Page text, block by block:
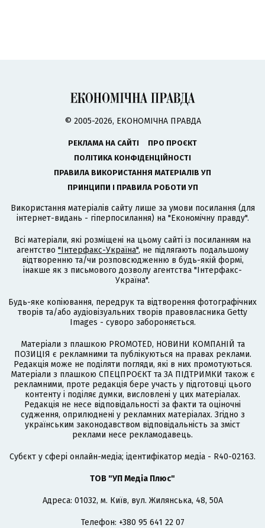
© 2005-2026, ЕКОНОМІЧНА ПРАВДА
РЕКЛАМА НА САЙТІ
ПРО ПРОЄКТ
ПОЛІТИКА КОНФІДЕНЦІЙНОСТІ
ПРАВИЛА ВИКОРИСТАННЯ МАТЕРІАЛІВ УП
ПРИНЦИПИ І ПРАВИЛА РОБОТИ УП
Використання матеріалів сайту лише за умови посилання (для
інтернет-видань - гіперпосилання) на "Економічну правду".
Всі матеріали, які розміщені на цьому сайті із посиланням на
агентство "Інтерфакс-Україна", не підлягають подальшому
відтворенню та/чи розповсюдженню в будь-якій формі,
інакше як з письмового дозволу агентства "Інтерфакс-
Україна".
Будь-яке копіювання, передрук та відтворення фотографічних
творів та/або аудіовізуальних творів правовласника Getty
Images - суворо забороняється.
Матеріали з плашкою PROMOTED, НОВИНИ КОМПАНІЙ та
ПОЗИЦІЯ є рекламними та публікуються на правах реклами.
Редакція може не поділяти погляди, які в них промотуються.
Матеріали з плашкою СПЕЦПРОЄКТ та ЗА ПІДТРИМКИ також є
рекламними, проте редакція бере участь у підготовці цього
контенту і поділяє думки, висловлені у цих матеріалах.
Редакція не несе відповідальності за факти та оціночні
судження, оприлюднені у рекламних матеріалах. Згідно з
українським законодавством відповідальність за зміст
реклами несе рекламодавець.
Cубєкт у сфері онлайн-медіа; ідентифікатор медіа - R40-02163.
ТОВ "УП Медіа Плюс"
Адреса: 01032, м. Київ, вул. Жилянська, 48, 50А
Телефон: +380 95 641 22 07